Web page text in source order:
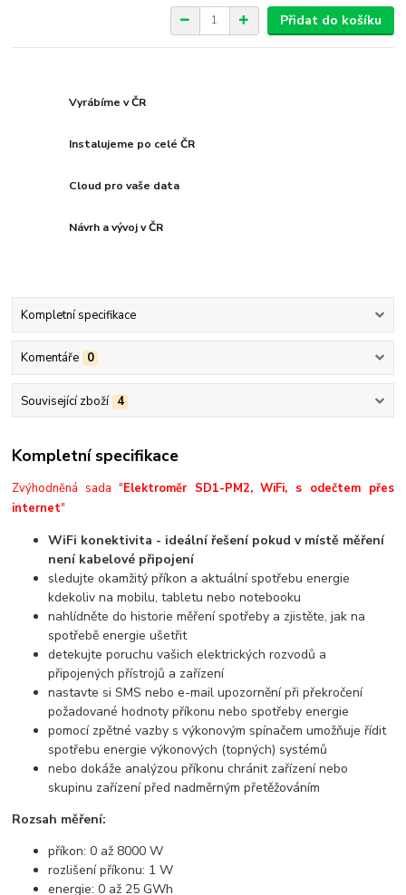
Přidat do košíku
Vyrábíme v ČR
Instalujeme po celé ČR
Cloud pro vaše data
Návrh a vývoj v ČR
Kompletní specifikace
Komentáře 0
Související zboží 4
Kompletní specifikace
Zvýhodněná sada "Elektroměr SD1-PM2, WiFi, s odečtem přes
internet"
WiFi konektivita - ideální řešení pokud v místě měření
není kabelové připojení
sledujte okamžitý příkon a aktuální spotřebu energie
kdekoliv na mobilu, tabletu nebo notebooku
nahlídněte do historie měření spotřeby a zjistěte, jak na
spotřebě energie ušetřit
detekujte poruchu vašich elektrických rozvodů a
připojených přístrojů a zařízení
nastavte si SMS nebo e-mail upozornění při překročení
požadované hodnoty příkonu nebo spotřeby energie
pomocí zpětné vazby s výkonovým spínačem umožňuje řídit
spotřebu energie výkonových (topných) systémů
nebo dokáže analýzou příkonu chránit zařízení nebo
skupinu zařízení před nadměrným přetěžováním
Rozsah měření:
příkon: 0 až 8000 W
rozlišení příkonu: 1 W
energie: 0 až 25 GWh